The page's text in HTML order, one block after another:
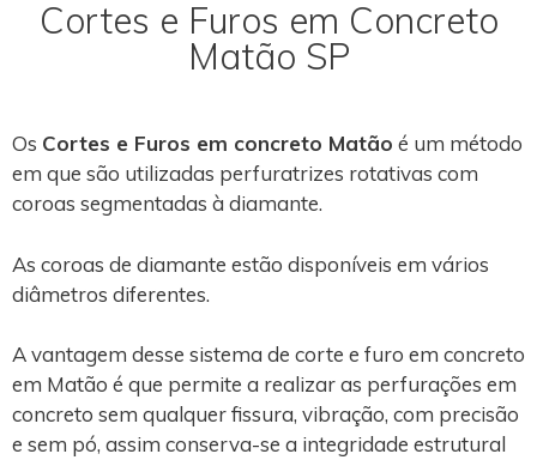
Cortes e Furos em Concreto
Matão SP
Os Cortes e Furos em concreto Matão é um método
em que são utilizadas perfuratrizes rotativas com
coroas segmentadas à diamante.
As coroas de diamante estão disponíveis em vários
diâmetros diferentes.
A vantagem desse sistema de corte e furo em concreto
em Matão é que permite a realizar as perfurações em
concreto sem qualquer fissura, vibração, com precisão
e sem pó, assim conserva-se a integridade estrutural